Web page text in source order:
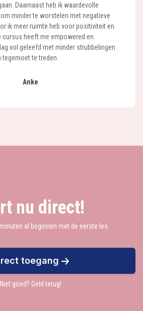
Daarnaast heb ik waardevolle
minder te worstelen met negatieve
ik meer ruimte heb voor positiviteit en
cursus heeft me empowered en
vol geleefd met minder strubbelingen
te treden.
Anke
nu direct!
al beginnen met de eerste les.
toegang
Niet goed? Geld terug!